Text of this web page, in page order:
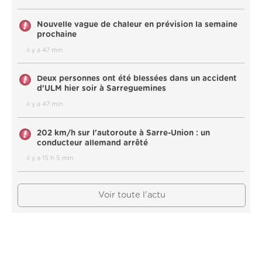
Nouvelle vague de chaleur en prévision la semaine
prochaine
il y a 47 min
Deux personnes ont été blessées dans un accident
d’ULM hier soir à Sarreguemines
il y a 47 min
202 km/h sur l'autoroute à Sarre-Union : un
conducteur allemand arrêté
il y a 15 h 5 min
Voir toute l'actu